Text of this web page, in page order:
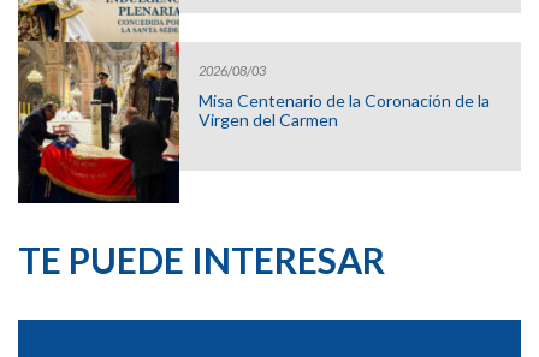
2026/08/03
Misa Centenario de la Coronación de la
Virgen del Carmen
TE PUEDE INTERESAR